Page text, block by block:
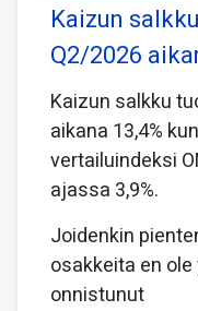
Kaizun
Q2/2026
Kaizun salkku
aikana 13,4%
vertailuindeksi
ajassa 3,9%.
Joidenkin
osakkeita en
onnistunut